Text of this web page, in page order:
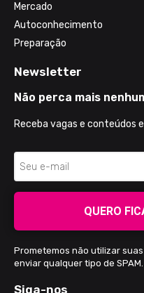
Mercado
Autoconhecimento
Preparação
Newsletter
Não perca mais
Receba vagas e conteúdos
QUERO
Prometemos não utilizar
enviar qualquer tipo de SPAM.
Siga-nos